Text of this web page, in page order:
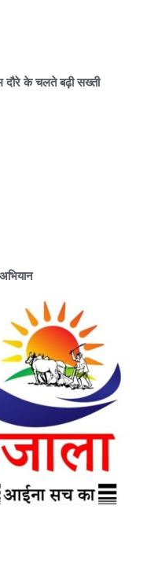
दौरे के चलते बढ़ी सख्ती